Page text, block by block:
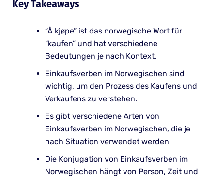
Key Takeaways
“Å kjøpe” ist das norwegische Wort für
“kaufen” und hat verschiedene
Bedeutungen je nach Kontext.
Einkaufsverben im Norwegischen sind
wichtig, um den Prozess des Kaufens und
Verkaufens zu verstehen.
Es gibt verschiedene Arten von
Einkaufsverben im Norwegischen, die je
nach Situation verwendet werden.
Die Konjugation von Einkaufsverben im
Norwegischen hängt von Person, Zeit und